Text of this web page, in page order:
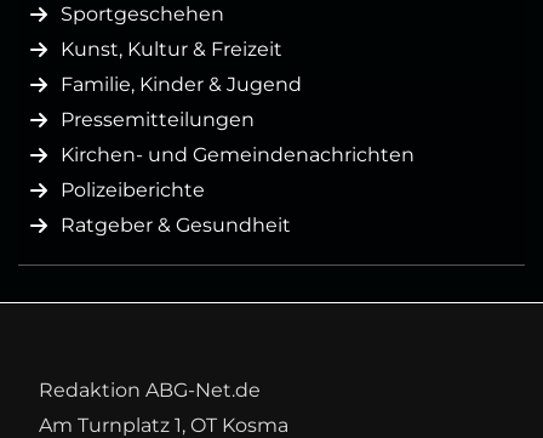
Sportgeschehen
Kunst, Kultur & Freizeit
Familie, Kinder & Jugend
Pressemitteilungen
Kirchen- und Gemeindenachrichten
Polizeiberichte
Ratgeber & Gesundheit
Redaktion ABG-Net.de
Am Turnplatz 1, OT Kosma